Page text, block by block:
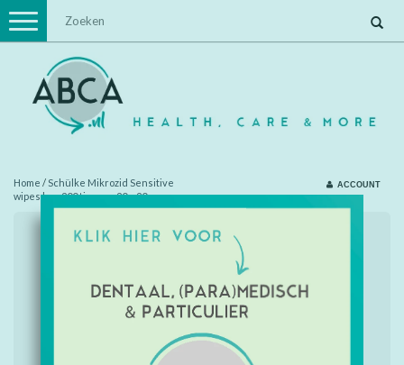
Toggle
navigation
Home / Schülke Mikrozid Sensitive
wipes bus 200 tissues 20 x 20 cm
ACCOUNT